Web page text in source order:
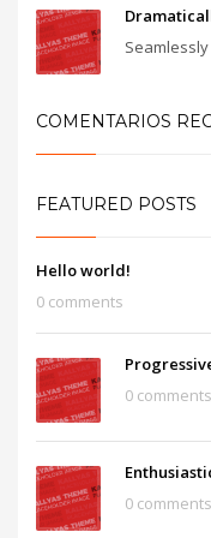
COMENTARIOS
FEATURED POSTS
Hello world!
0 comments
0 comments
0 comments